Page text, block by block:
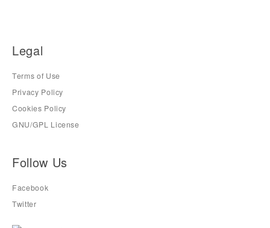
Legal
Terms of Use
Privacy Policy
Cookies Policy
GNU/GPL License
Follow Us
Facebook
Twitter